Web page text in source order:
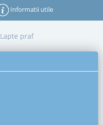
Informatii utile
Lapte praf